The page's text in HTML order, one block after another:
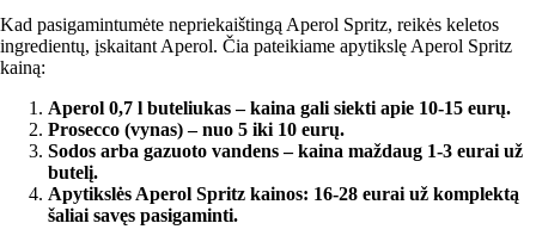
Kad pasigamintumėte nepriekaištingą Aperol Spritz, reikės keletos
ingredientų, įskaitant Aperol. Čia pateikiame apytikslę Aperol Spritz
kainą:
Aperol 0,7 l buteliukas – kaina gali siekti apie 10-15 eurų.
Prosecco (vynas) – nuo 5 iki 10 eurų.
Sodos arba gazuoto vandens – kaina maždaug 1-3 eurai už
butelį.
Apytikslės Aperol Spritz kainos: 16-28 eurai už komplektą
šaliai savęs pasigaminti.